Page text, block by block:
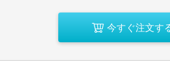
今すぐ注文す